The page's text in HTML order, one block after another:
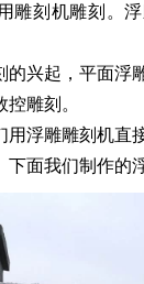
雕刻机雕刻。
的兴起，平面浮
雕刻。
用浮雕雕刻机直
面我们制作的